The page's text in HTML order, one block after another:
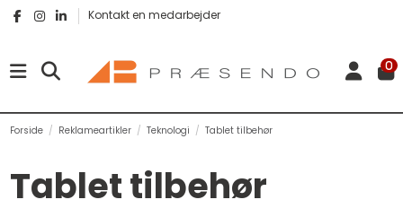
Kontakt en medarbejder
0
Forside Reklameartikler Teknologi Tablet tilbehør
Tablet tilbehør